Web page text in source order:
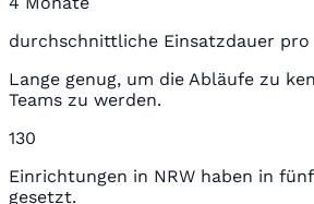
durchschnittliche Einsatzdauer pro
Lange genug, um die Abläufe zu
Teams zu werden.
130
Einrichtungen in NRW haben in
gesetzt.